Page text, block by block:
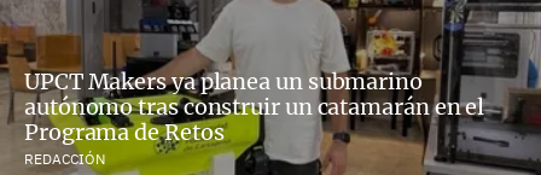
UPCT Makers ya planea un submarino
autónomo tras construir un catamarán en el
Programa de Retos
REDACCIÓN